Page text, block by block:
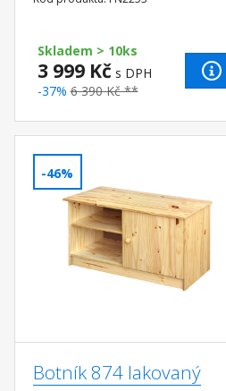
Skladem > 10ks
3 999 Kč s DPH
-37% 6 390 Kč **
-46%
Botník 874 lakovaný